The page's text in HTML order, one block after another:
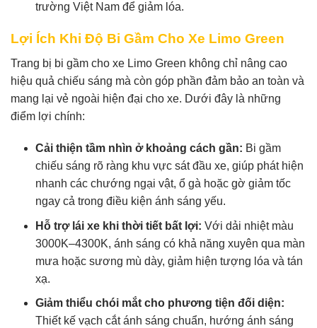
trường Việt Nam để giảm lóa.
Lợi Ích Khi Độ Bi Gầm Cho Xe Limo Green
Trang bị bi gầm cho xe Limo Green không chỉ nâng cao
hiệu quả chiếu sáng mà còn góp phần đảm bảo an toàn và
mang lại vẻ ngoài hiện đại cho xe. Dưới đây là những
điểm lợi chính:
Cải thiện tầm nhìn ở khoảng cách gần: Bi gầm
chiếu sáng rõ ràng khu vực sát đầu xe, giúp phát hiện
nhanh các chướng ngại vật, ổ gà hoặc gờ giảm tốc
ngay cả trong điều kiện ánh sáng yếu.
Hỗ trợ lái xe khi thời tiết bất lợi: Với dải nhiệt màu
3000K–4300K, ánh sáng có khả năng xuyên qua màn
mưa hoặc sương mù dày, giảm hiện tượng lóa và tán
xạ.
Giảm thiểu chói mắt cho phương tiện đối diện:
Thiết kế vạch cắt ánh sáng chuẩn, hướng ánh sáng